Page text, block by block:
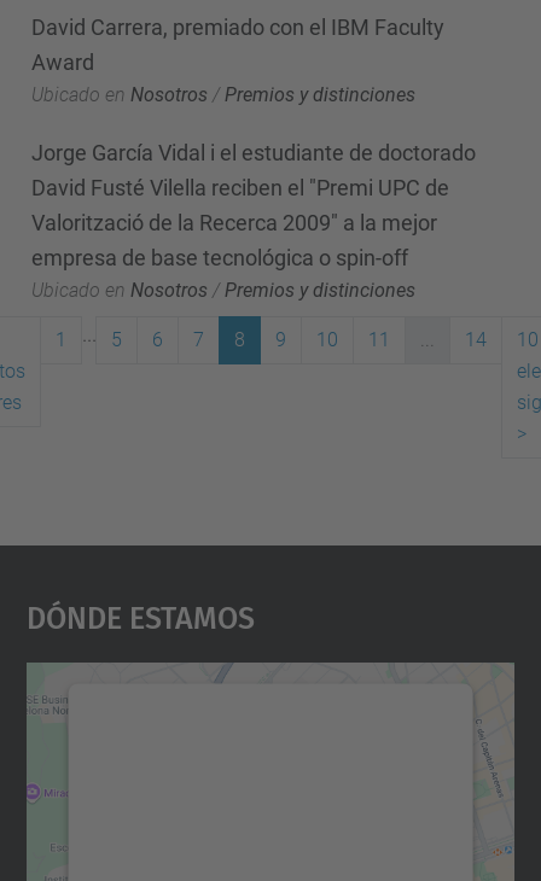
David Carrera, premiado con el IBM Faculty
Award
Ubicado en Nosotros / Premios y distinciones
Jorge García Vidal i el estudiante de doctorado
David Fusté Vilella reciben el "Premi UPC de
Valorització de la Recerca 2009" a la mejor
empresa de base tecnológica o spin-off
Ubicado en Nosotros /Premios y distinciones
1 5 6 7 8 9 10 11 ... 14
10
>
Dónde Estamos